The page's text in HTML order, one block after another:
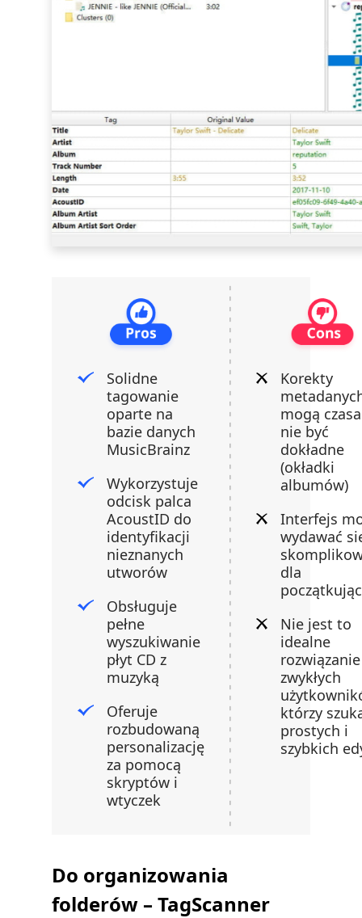
Solidne
tagowanie
oparte na
bazie danych
MusicBrainz
Wykorzystuje
odcisk palca
AcoustID do
identyfikacji
nieznanych
utworów
Obsługuje
pełne
wyszukiwanie
płyt CD z
muzyką
Oferuje
rozbudowaną
personalizację
za pomocą
skryptów i
wtyczek
Korekty
mogą
nie być
dokładne
(okładki
albumów)
Interfejs
wydawać
dla
Nie jest to
idealne
zwykłych
którzy
prostych i
szybkich
Do organizowania
folderów – TagScanner